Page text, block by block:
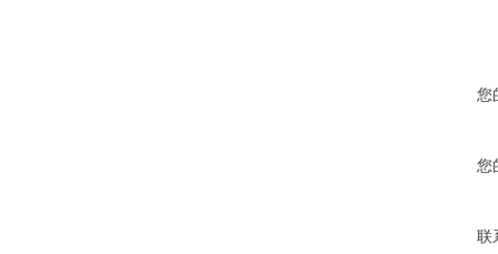
您
您
联